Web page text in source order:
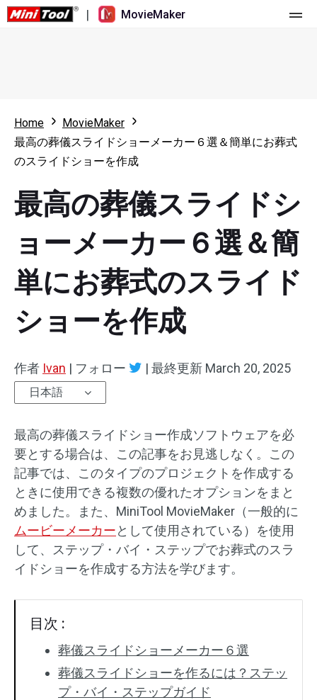
| MovieMaker
更新履歴
マルチトラック動画編集
アスペクト比
速度変更/リバース
トリミング/スプリット/クロップ
テキスト/エレメント
動画色調整
回転/反転
バッチ処理
透かしなし
リソース
ビデオ編集のヒント
画面録画ツール
動画変換ツール
オンライン動画ダウンロード ツール
Home
MovieMaker
最高の葬儀スライドショーメーカー６選＆簡単にお葬式
のスライドショーを作成
最高の葬儀スライドシ
ョーメーカー６選＆簡
単にお葬式のスライド
ショーを作成
作者 Ivan | フォロー | 最終更新 March 20, 2025
日本語
最高の葬儀スライドショー作成ソフトウェアを必
要とする場合は、この記事をお見逃しなく。この
記事では、このタイプのプロジェクトを作成する
ときに使用できる複数の優れたオプションをまと
めました。また、MiniTool MovieMaker（一般的に
ムービーメーカーとして使用されている）を使用
して、ステップ・バイ・ステップでお葬式のスラ
イドショーを作成する方法を学びます。
目次 :
葬儀スライドショーメーカー６選
葬儀スライドショーを作るには？ステッ
プ・バイ・ステップガイド